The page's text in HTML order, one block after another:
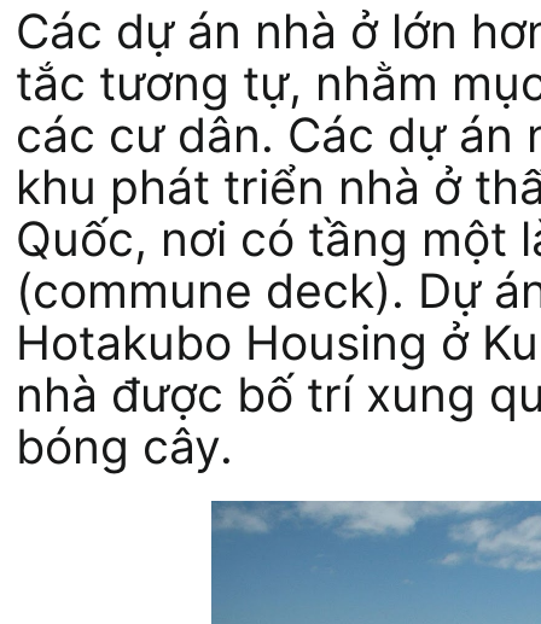
Các dự án nhà ở lớn
tắc tương tự, nhằm
các cư dân. Các dự án
khu phát triển nhà ở
Quốc, nơi có tầng một
(commune deck). Dự
Hotakubo Housing ở
nhà được bố trí xung
bóng cây.